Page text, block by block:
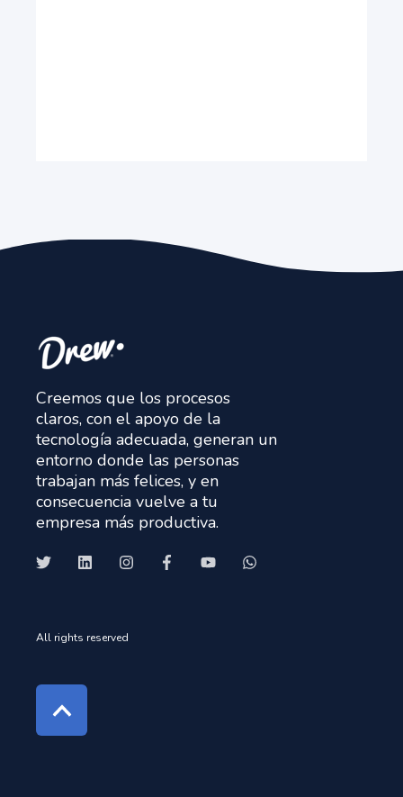
Creemos que los procesos
claros, con el apoyo de la
tecnología adecuada, generan un
entorno donde las personas
trabajan más felices, y en
consecuencia vuelve a tu
empresa más productiva.
All rights reserved